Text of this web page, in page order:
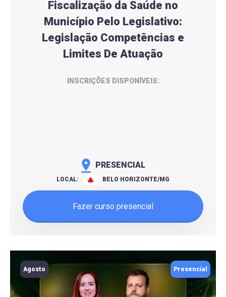
Fiscalização da Saúde no
Município Pelo Legislativo:
Legislação Competências e
Limites De Atuação
INSCRIÇÕES DISPONÍVEIS:
PRESENCIAL
LOCAL: BELO HORIZONTE/MG
Fazer curso presencial
Agosto Presencial